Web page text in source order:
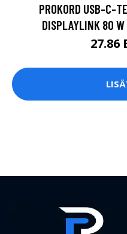
PROKORD USB-C-
DISPLAYLINK 80
27.86